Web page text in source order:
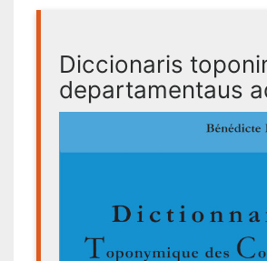
Diccionaris
departamentaus